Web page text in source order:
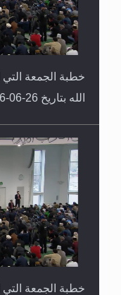
خطبة الجمعة التي
الله بتاريخ 26-06-2026
خطبة الجمعة التي